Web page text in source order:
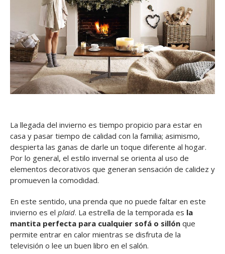
La llegada del invierno es tiempo propicio para estar en
casa y pasar tiempo de calidad con la familia; asimismo,
despierta las ganas de darle un toque diferente al hogar.
Por lo general, el estilo invernal se orienta al uso de
elementos decorativos que generan sensación de calidez y
promueven la comodidad.
En este sentido, una prenda que no puede faltar en este
invierno es el plaid. La estrella de la temporada es la
mantita perfecta para cualquier sofá o sillón que
permite entrar en calor mientras se disfruta de la
televisión o lee un buen libro en el salón.